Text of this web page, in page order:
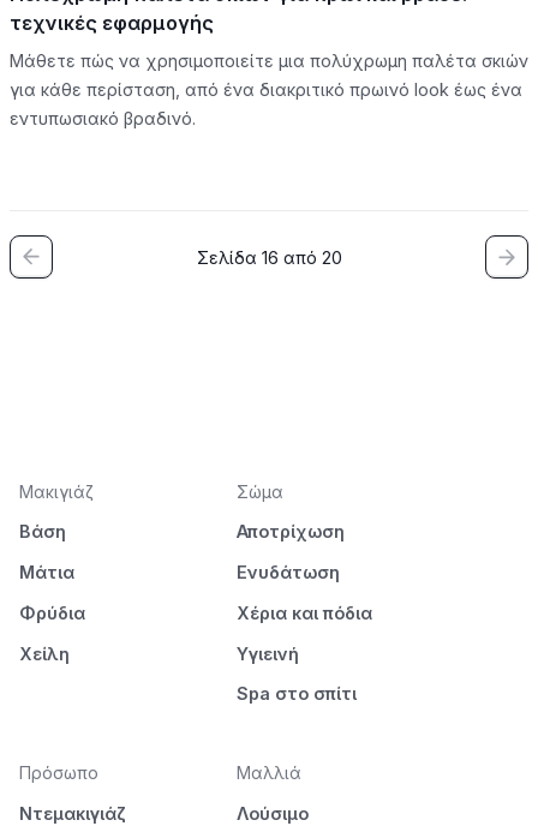
τεχνικές εφαρμογής
Μάθετε πώς να χρησιμοποιείτε μια πολύχρωμη παλέτα σκιών
για κάθε περίσταση, από ένα διακριτικό πρωινό look έως ένα
εντυπωσιακό βραδινό.
Σελίδα 16 από 20
Μακιγιάζ
Βάση
Μάτια
Φρύδια
Χείλη
Σώμα
Αποτρίχωση
Ενυδάτωση
Χέρια και πόδια
Υγιεινή
Spa στο σπίτι
Πρόσωπο
Ντεμακιγιάζ
Μαλλιά
Λούσιμο